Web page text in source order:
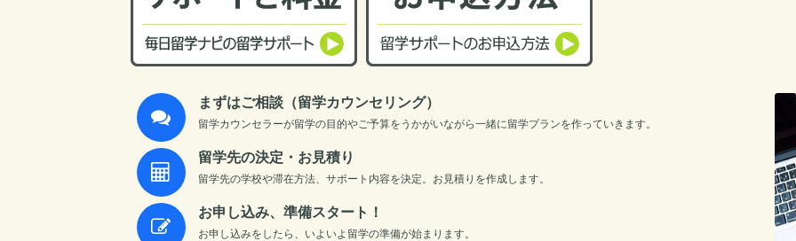
まずはご相談（留学カウンセリング）
留学カウンセラーが留学の目的やご予算をうかがいながら一緒に留学プランを作っていきます。
留学先の決定・お見積り
留学先の学校や滞在方法、サポート内容を決定。お見積りを作成します。
お申し込み、準備スタート！
お申し込みをしたら、いよいよ留学の準備が始まります。